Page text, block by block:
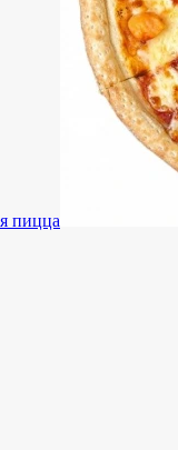
пицца